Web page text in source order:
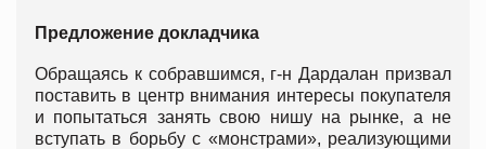
Предложение докладчика
Обращаясь к собравшимся, г-н Дардалан призвал
поставить в центр внимания интересы покупателя
и попытаться занять свою нишу на рынке, а не
вступать в борьбу с «монстрами», реализующими